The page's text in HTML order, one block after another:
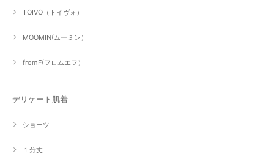
TOIVO（トイヴォ）
MOOMIN(ムーミン）
fromF(フロムエフ）
デリケート肌着
ショーツ
１分丈